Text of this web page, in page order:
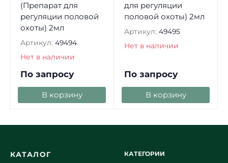
(Препарат для
регуляции половой
охоты) 2мл
Артикул: 49494
Нет в наличии
По запросу
В корзину
для регуляции
половой охоты) 2мл
Артикул: 49495
Нет в наличии
По запросу
В корзину
КАТАЛОГ КАТЕГОРИИ